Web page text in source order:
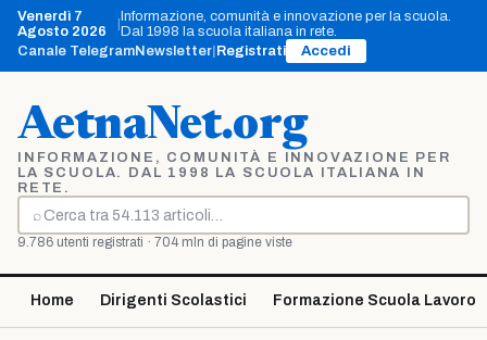
Vai
contenuto
Venerdì 7
Agosto 2026
Informazione, comunità e innovazione per la scuola.
Dal 1998 la scuola italiana in rete.
Canale TelegramNewsletter Registrati Accedi
AetnaNet.org
INFORMAZIONE, COMUNITÀ E INNOVAZIONE PER
LA SCUOLA. DAL 1998 LA SCUOLA ITALIANA IN
RETE.
⌕
Cerca
9.786 utenti registrati · 704 mln di pagine viste
Home Dirigenti Scolastici Formazione Scuola Lavoro